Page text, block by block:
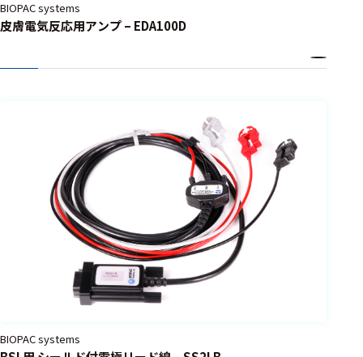
BIOPAC systems
皮膚電気反応用アンプ – EDA100D
BIOPAC systems